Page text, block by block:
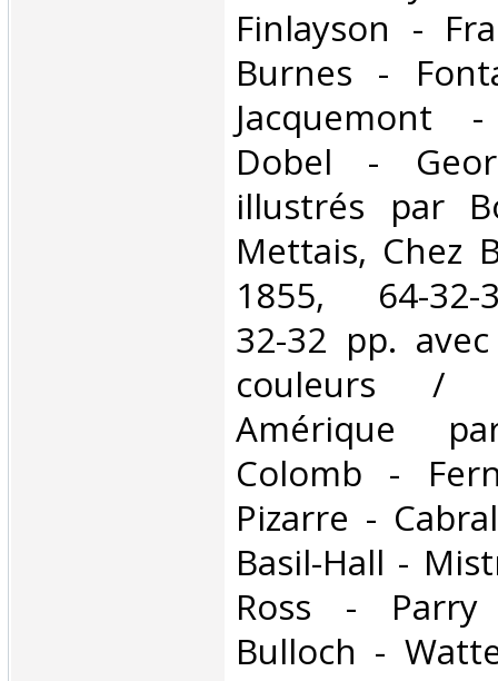
Finlayson -
Burnes -
Jacquemont
Dobel -
illustrés par
Mettais, Chez
1855, 64-32-
32-32 pp.
couleurs /
Amérique
Colomb -
Pizarre -
Basil-Hall -
Ross -
Bulloch -